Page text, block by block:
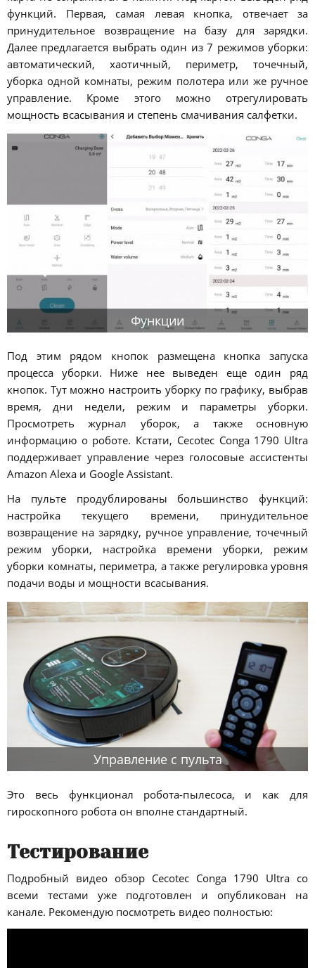
функций. Первая, самая левая кнопка, отвечает за
принудительное возвращение на базу для зарядки.
Далее предлагается выбрать один из 7 режимов уборки:
автоматический, хаотичный, периметр, точечный,
уборка одной комнаты, режим полотера или же ручное
управление. Кроме этого можно отрегулировать
мощность всасывания и степень смачивания салфетки.
Функции
Под этим рядом кнопок размещена кнопка запуска
процесса уборки. Ниже нее выведен еще один ряд
кнопок. Тут можно настроить уборку по графику, выбрав
время, дни недели, режим и параметры уборки.
Просмотреть журнал уборок, а также основную
информацию о роботе. Кстати, Cecotec Conga 1790 Ultra
поддерживает управление через голосовые ассистенты
Amazon Alexa и Google Assistant.
На пульте продублированы большинство функций:
настройка текущего времени, принудительное
возвращение на зарядку, ручное управление, точечный
режим уборки, настройка времени уборки, режим
уборки комнаты, периметра, а также регулировка уровня
подачи воды и мощности всасывания.
Управление с пульта
Это весь функционал робота-пылесоса, и как для
гироскопного робота он вполне стандартный.
Тестирование
Подробный видео обзор Cecotec Conga 1790 Ultra со
всеми тестами уже подготовлен и опубликован на
канале. Рекомендую посмотреть видео полностью: